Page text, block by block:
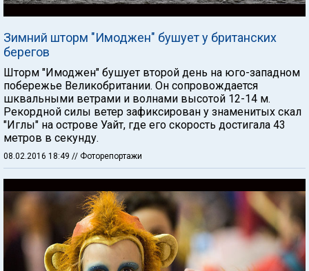
Зимний шторм "Имоджен" бушует у британских
берегов
Шторм "Имоджен" бушует второй день на юго-западном
побережье Великобритании. Он сопровождается
шквальными ветрами и волнами высотой 12-14 м.
Рекордной силы ветер зафиксирован у знаменитых скал
"Иглы" на острове Уайт, где его скорость достигала 43
метров в секунду.
08.02.2016 18:49 // Фоторепортажи